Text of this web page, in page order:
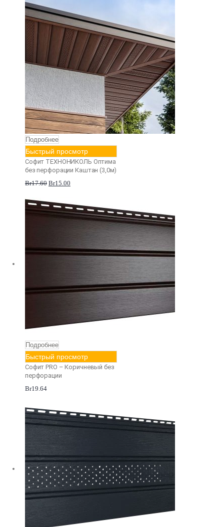
Подробнее
Быстрый просмотр
Софит ТЕХНОНИКОЛЬ Оптима
без перфорации Каштан (3,0м)
Br17.60 Br15.00
Подробнее
Быстрый просмотр
Софит PRO – Коричневый без
перфорации
Br19.64